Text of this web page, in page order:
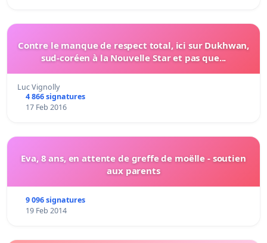
Contre le manque de respect total, ici sur Dukhwan,
sud-coréen à la Nouvelle Star et pas que...
Luc Vignolly
4 866 signatures
17 Feb 2016
Eva, 8 ans, en attente de greffe de moëlle - soutien
aux parents
9 096 signatures
19 Feb 2014